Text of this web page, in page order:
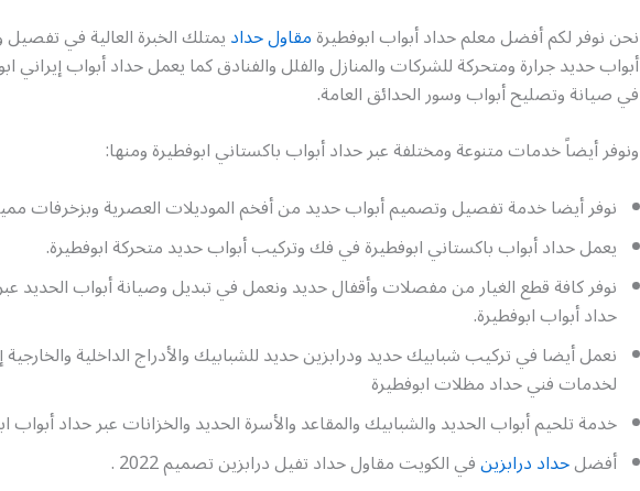
نحن نوفر لكم أفضل معلم حداد أبواب ابوفطيرةمقاول حداديمتلك الخبرة العالية في
أبواب حديد جرارة ومتحركة للشركات والمنازل والفلل والفنادق كما يعمل حداد أبواب إيراني
في صيانة وتصليح أبواب وسور الحدائق العامة.
ونوفر أيضاً خدمات متنوعة ومختلفة عبر حداد أبواب باكستاني ابوفطيرة ومنها:
نوفر أيضا خدمة تفصيل وتصميم أبواب حديد من أفخم الموديلات العصرية وبزخرفات
يعمل حداد أبواب باكستاني ابوفطيرة في فك وتركيب أبواب حديد متحركة ابوفطيرة.
نوفر كافة قطع الغيار من مفصلات وأقفال حديد ونعمل في تبديل وصيانة أبواب الحديد
حداد أبواب ابوفطيرة.
نعمل أيضا في تركيب شبابيك حديد ودرابزين حديد للشبابيك والأدراج الداخلية
لخدمات فني حداد مظلات ابوفطيرة
خدمة تلحيم أبواب الحديد والشبابيك والمقاعد والأسرة الحديد والخزانات عبر حداد أبواب
أفضلحداد درابزينفي الكويت مقاول حداد تفيل درابزين تصميم 2022 .